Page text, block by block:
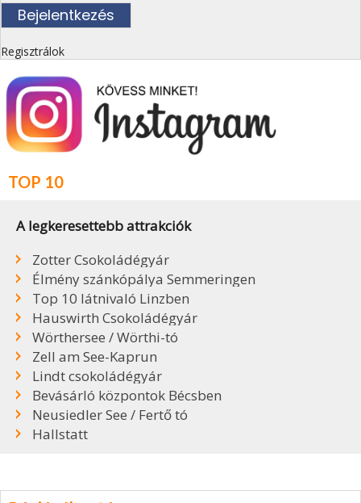
Regisztrálok
TOP 10
A legkeresettebb attrakciók
Zotter Csokoládégyár
Élmény szánkópálya Semmeringen
Top 10 látnivaló Linzben
Hauswirth Csokoládégyár
Wörthersee / Wörthi-tó
Zell am See-Kaprun
Lindt csokoládégyár
Bevásárló központok Bécsben
Neusiedler See / Fertő tó
Hallstatt